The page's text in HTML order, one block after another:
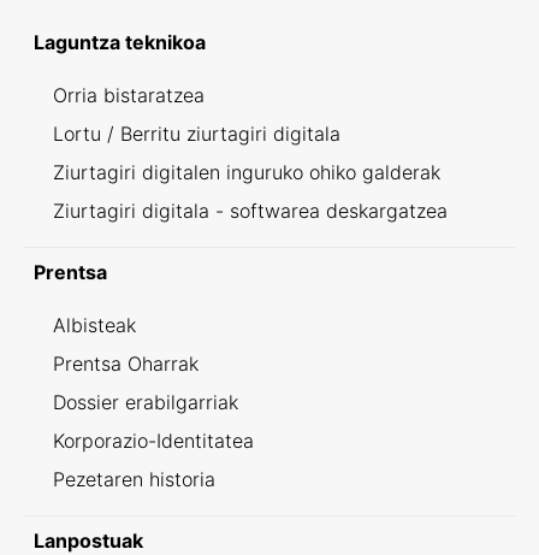
Laguntza teknikoa
Orria bistaratzea
Lortu / Berritu ziurtagiri digitala
Ziurtagiri digitalen inguruko ohiko galderak
Ziurtagiri digitala - softwarea deskargatzea
Prentsa
Albisteak
Prentsa Oharrak
Dossier erabilgarriak
Korporazio-Identitatea
Pezetaren historia
Lanpostuak